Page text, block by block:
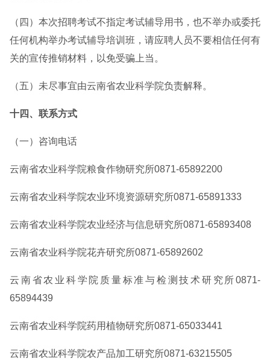
（四）本次招聘考试不指定考试辅导用书，也不举办或委托
任何机构举办考试辅导培训班，请应聘人员不要相信任何有
关的宣传推销材料，以免受骗上当。
（五）未尽事宜由云南省农业科学院负责解释。
十四、联系方式
（一）咨询电话
云南省农业科学院粮食作物研究所0871-65892200
云南省农业科学院农业环境资源研究所0871-65891333
云南省农业科学院农业经济与信息研究所0871-65893408
云南省农业科学院花卉研究所0871-65892602
云南省农业科学院质量标准与检测技术研究所0871-
65894439
云南省农业科学院药用植物研究所0871-65033441
云南省农业科学院农产品加工研究所0871-63215505